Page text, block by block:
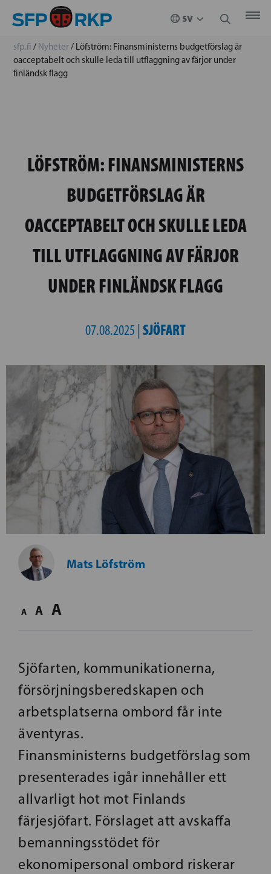
sfp.fi / Nyheter/ Löfström: Finansministerns budgetförslag är
oacceptabelt och skulle leda till utflaggning av färjor under
finländsk flagg
LÖFSTRÖM: FINANSMINISTERNS
BUDGETFÖRSLAG ÄR
OACCEPTABELT OCH SKULLE LEDA
TILL UTFLAGGNING AV FÄRJOR
UNDER FINLÄNDSK FLAGG
07.08.2025 | SJÖFART
Mats Löfström
A A A
Sjöfarten, kommunikationerna,
försörjningsberedskapen och
arbetsplatserna ombord får inte
äventyras.
Finansministerns budgetförslag som
presenterades igår innehåller ett
allvarligt hot mot Finlands
färjesjöfart. Förslaget att avskaffa
bemanningsstödet för
ekonomipersonal ombord riskerar